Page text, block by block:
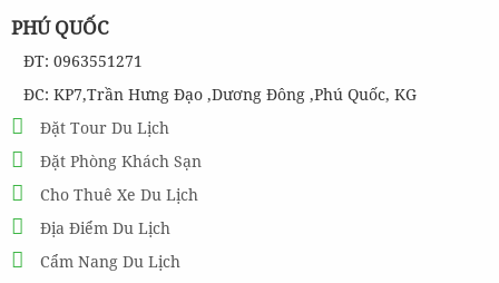
PHÚ QUỐC
ĐT: 0963551271
ĐC: KP7,Trần Hưng Đạo ,Dương Đông ,Phú Quốc, KG
Đặt Tour Du Lịch
Đặt Phòng Khách Sạn
Cho Thuê Xe Du Lịch
Địa Điểm Du Lịch
Cẩm Nang Du Lịch